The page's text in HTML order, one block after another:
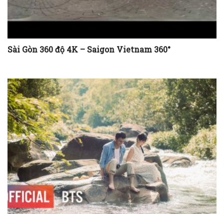
Sài Gòn 360 độ 4K – Saigon Vietnam 360°